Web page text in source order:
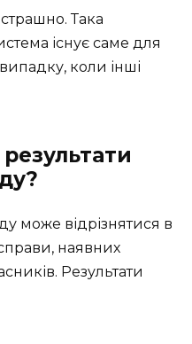
Така
існує саме для
коли інші
може відрізнятися в
наявних
Результати